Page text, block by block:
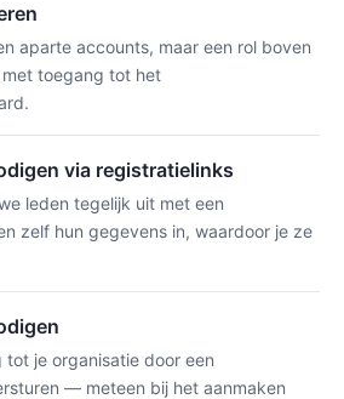
aparte accounts, maar een rol boven
toegang tot het
via registratielinks
leden tegelijk uit met een
zelf hun gegevens in, waardoor je ze
tot je organisatie door een
— meteen bij het aanmaken